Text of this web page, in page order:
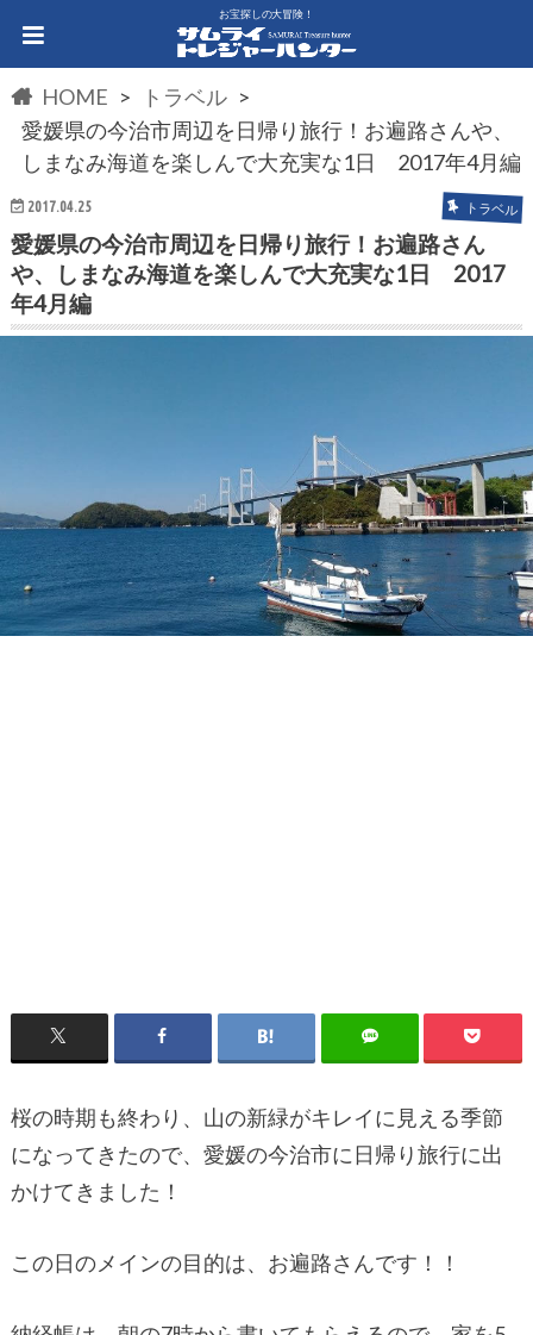
お宝探しの大冒険！
HOME
トラベル
愛媛県の今治市周辺を日帰り旅行！お遍路さんや、
しまなみ海道を楽しんで大充実な1日 2017年4月編
2017.04.25 トラベル
愛媛県の今治市周辺を日帰り旅行！お遍路さん
や、しまなみ海道を楽しんで大充実な1日 2017
年4月編
桜の時期も終わり、山の新緑がキレイに見える季節
になってきたので、愛媛の今治市に日帰り旅行に出
かけてきました！
この日のメインの目的は、お遍路さんです！！